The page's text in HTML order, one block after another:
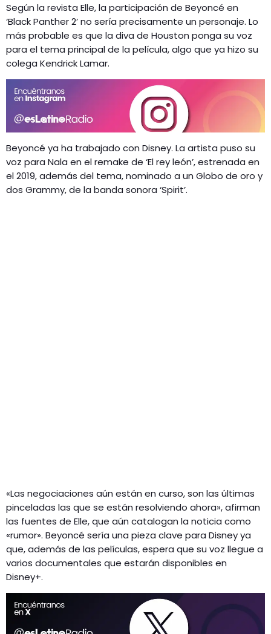
Según la revista Elle, la participación de Beyoncé en
‘Black Panther 2’ no sería precisamente un personaje. Lo
más probable es que la diva de Houston ponga su voz
para el tema principal de la película, algo que ya hizo su
colega Kendrick Lamar.
Beyoncé ya ha trabajado con Disney. La artista puso su
voz para Nala en el remake de ‘El rey león’, estrenada en
el 2019, además del tema, nominado a un Globo de oro y
dos Grammy, de la banda sonora ‘Spirit’.
«Las negociaciones aún están en curso, son las últimas
pinceladas las que se están resolviendo ahora», afirman
las fuentes de Elle, que aún catalogan la noticia como
«rumor». Beyoncé sería una pieza clave para Disney ya
que, además de las películas, espera que su voz llegue a
varios documentales que estarán disponibles en
Disney+.